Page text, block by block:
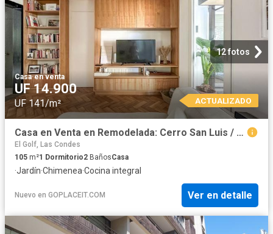
12 fotos
Casa·en venta
UF 14.900
UF 141/m² ACTUALIZADO
Casa en Venta en Remodelada: Cerro San Luis / El Golf
El Golf, Las Condes
105 m²1 Dormitorio2 BañosCasa
·Jardín·Chimenea·Cocina integral
Nuevo en GOPLACEIT.COM Ver en detalle